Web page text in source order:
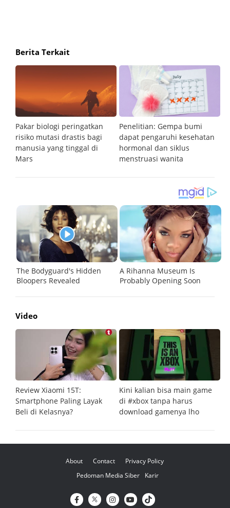
Berita Terkait
Pakar biologi peringatkan
risiko mutasi drastis bagi
manusia yang tinggal di
Mars
Penelitian: Gempa bumi
dapat pengaruhi kesehatan
hormonal dan siklus
menstruasi wanita
Video
Review Xiaomi 15T:
Smartphone Paling Layak
Beli di Kelasnya?
Kini kalian bisa main game
di #xbox tanpa harus
download gamenya lho
About Contact
Privacy Policy
Pedoman Media Siber
Karir